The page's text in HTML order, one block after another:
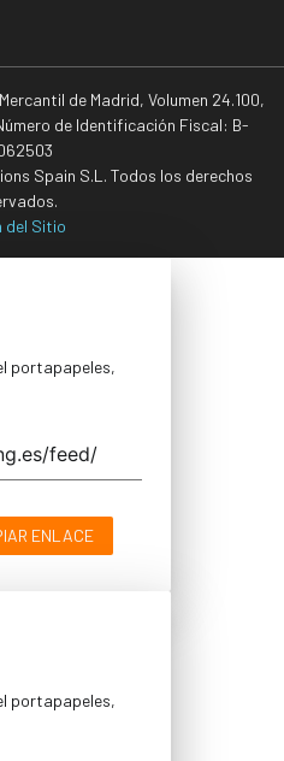
de Madrid, Volumen 24.100,
de Identificación Fiscal: B-
Spain S.L. Todos los derechos
del Sitio
portapapeles,
ENLACE
portapapeles,